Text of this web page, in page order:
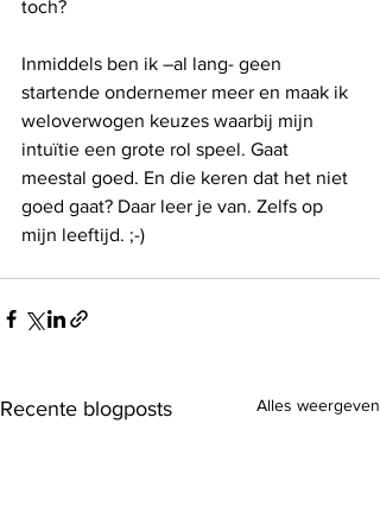
toch?
Inmiddels ben ik –al lang- geen
startende ondernemer meer en maak ik
weloverwogen keuzes waarbij mijn
intuïtie een grote rol speel. Gaat
meestal goed. En die keren dat het niet
goed gaat? Daar leer je van. Zelfs op
mijn leeftijd. ;-)
Recente blogposts Alles weergeven